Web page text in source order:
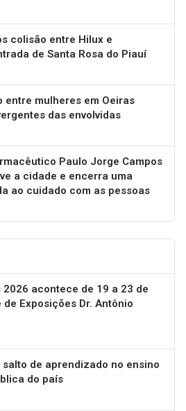
colisão entre Hilux e
de Santa Rosa do Piauí
entre mulheres em Oeiras
das envolvidas
Paulo Jorge Campos
a cidade e encerra uma
ao cuidado com as pessoas
2026 acontece de 19 a 23 de
Exposições Dr. Antônio
de aprendizado no ensino
do país